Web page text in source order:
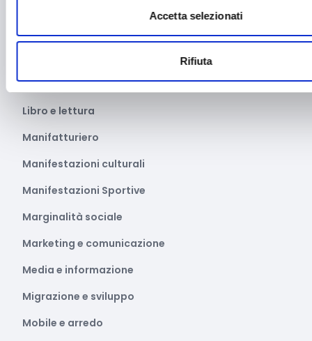
Accetta selezionati
Rifiuta
Innovazione tecnologica, digitalizzazione, ICT
Internazionalizzazione
Libro e lettura
Manifatturiero
Manifestazioni culturali
Manifestazioni Sportive
Marginalità sociale
Marketing e comunicazione
Media e informazione
Migrazione e sviluppo
Mobile e arredo